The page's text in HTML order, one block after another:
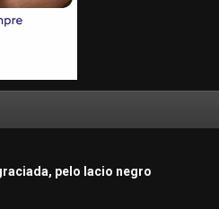
pelo lacio negro